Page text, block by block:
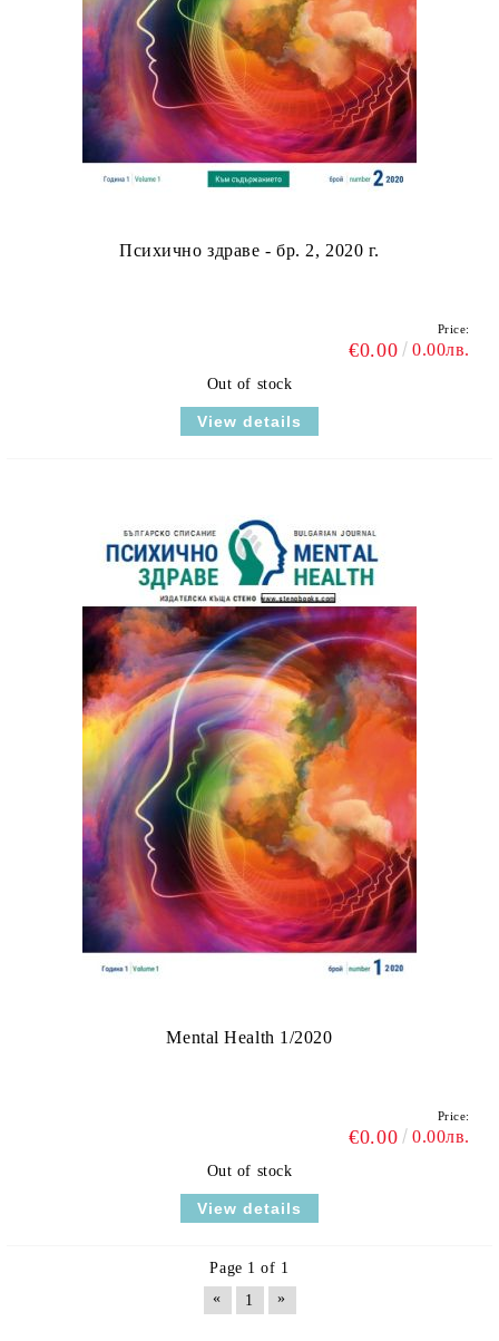
Психично здраве - бр. 2, 2020 г.
Price:
€0.00 0.00лв.
Out of stock
View details
Mental Health 1/2020
Price:
€0.00 0.00лв.
Out of stock
View details
Page 1 of 1
«
1 »